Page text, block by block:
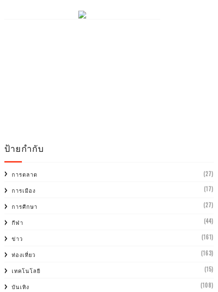
ป้ายกำกับ
การตลาด (27)
การเมือง (17)
การศีกษา (27)
กีฬา (44)
ข่าว (161)
ท่องเที่ยว (163)
เทคโนโลยี (15)
บันเทิง (108)